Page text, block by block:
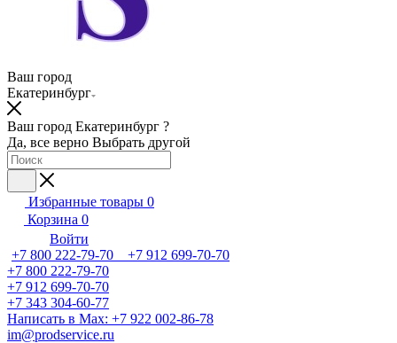
Ваш город
Екатеринбург
Ваш город Екатеринбург ?
Да, все верно Выбрать другой
Избранные товары 0
Корзина 0
Войти
+7 800 222-79-70 +7 912 699-70-70
+7 800 222-79-70
+7 912 699-70-70
+7 343 304-60-77
Написать в Max: +7 922 002-86-78
im@prodservice.ru